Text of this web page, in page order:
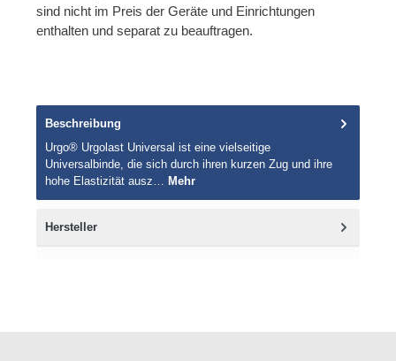
sind nicht im Preis der Geräte und Einrichtungen
enthalten und separat zu beauftragen.
Beschreibung
Urgo® Urgolast Universal ist eine vielseitige
Universalbinde, die sich durch ihren kurzen Zug und ihre
hohe Elastizität ausz… Mehr
Hersteller